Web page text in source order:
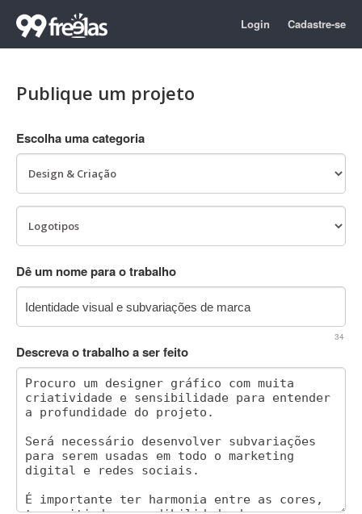
Login Cadastre-se
Publique um projeto
Escolha uma categoria
Dê um nome para o trabalho
34
Descreva o trabalho a ser feito